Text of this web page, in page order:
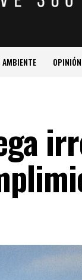
AMBIENTE OPINIÓN